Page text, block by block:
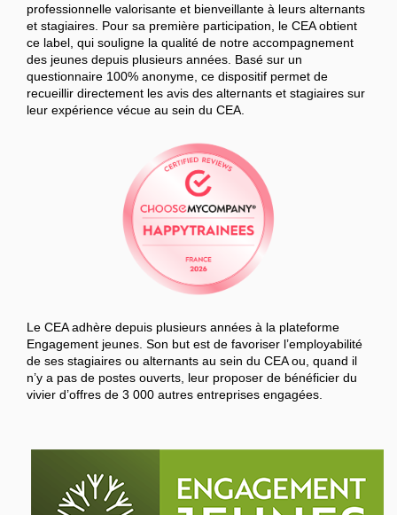
professionnelle valorisante et bienveillante à leurs alternants
et stagiaires. Pour sa première participation, le CEA obtient
ce label, qui souligne la qualité de notre accompagnement
des jeunes depuis plusieurs années. Basé sur un
questionnaire 100% anonyme, ce dispositif permet de
recueillir directement les avis des alternants et stagiaires sur
leur expérience vécue au sein du CEA.
Le CEA adhère depuis plusieurs années à la plateforme
Engagement jeunes. Son but est de favoriser l’employabilité
de ses stagiaires ou alternants au sein du CEA ou, quand il
n’y a pas de postes ouverts, leur proposer de bénéficier du
vivier d’offres de 3 000 autres entreprises engagées.